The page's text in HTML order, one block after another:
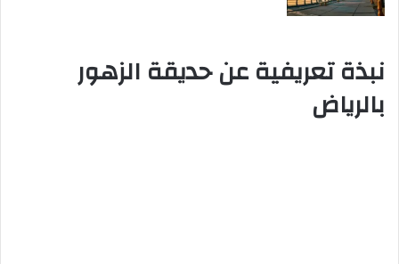
نبذة تعريفية عن حديقة الزهور
بالرياض